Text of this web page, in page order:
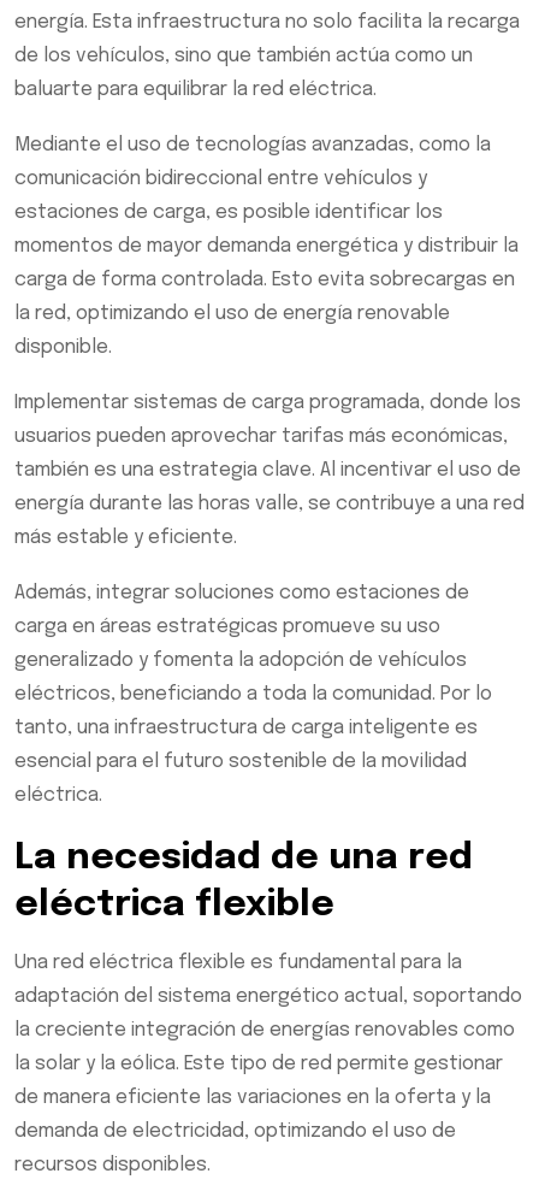
energía. Esta infraestructura no solo facilita la recarga
de los vehículos, sino que también actúa como un
baluarte para equilibrar la red eléctrica.
Mediante el uso de tecnologías avanzadas, como la
comunicación bidireccional entre vehículos y
estaciones de carga, es posible identificar los
momentos de mayor demanda energética y distribuir la
carga de forma controlada. Esto evita sobrecargas en
la red, optimizando el uso de energía renovable
disponible.
Implementar sistemas de carga programada, donde los
usuarios pueden aprovechar tarifas más económicas,
también es una estrategia clave. Al incentivar el uso de
energía durante las horas valle, se contribuye a una red
más estable y eficiente.
Además, integrar soluciones como estaciones de
carga en áreas estratégicas promueve su uso
generalizado y fomenta la adopción de vehículos
eléctricos, beneficiando a toda la comunidad. Por lo
tanto, una infraestructura de carga inteligente es
esencial para el futuro sostenible de la movilidad
eléctrica.
La necesidad de una red
eléctrica flexible
Una red eléctrica flexible es fundamental para la
adaptación del sistema energético actual, soportando
la creciente integración de energías renovables como
la solar y la eólica. Este tipo de red permite gestionar
de manera eficiente las variaciones en la oferta y la
demanda de electricidad, optimizando el uso de
recursos disponibles.